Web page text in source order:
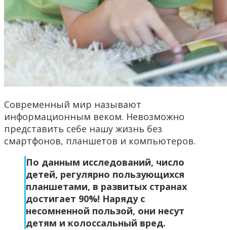
Современный мир называют
информационным веком. Невозможно
представить себе нашу жизнь без
смартфонов, планшетов и компьютеров.
По данным исследований, число
детей, регулярно пользующихся
планшетами, в развитых странах
достигает 90%! Наряду с
несомненной пользой, они несут
детям и колоссальный вред.